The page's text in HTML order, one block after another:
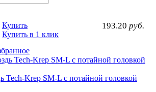
193.20 руб.
Купить
Купить в 1 клик
Tech-Krep SM-L с потайной головкой